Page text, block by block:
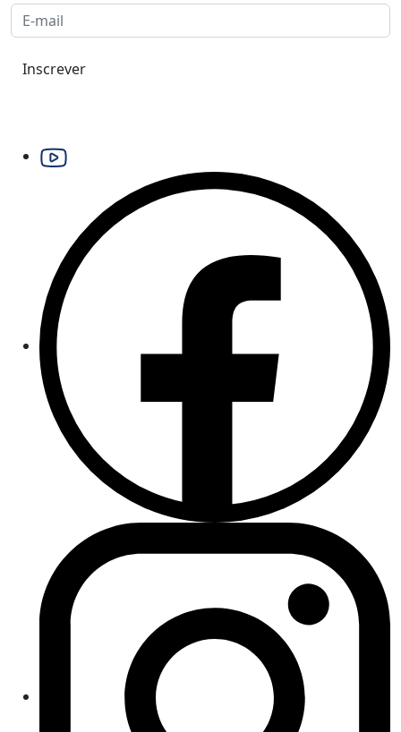
Inscrever